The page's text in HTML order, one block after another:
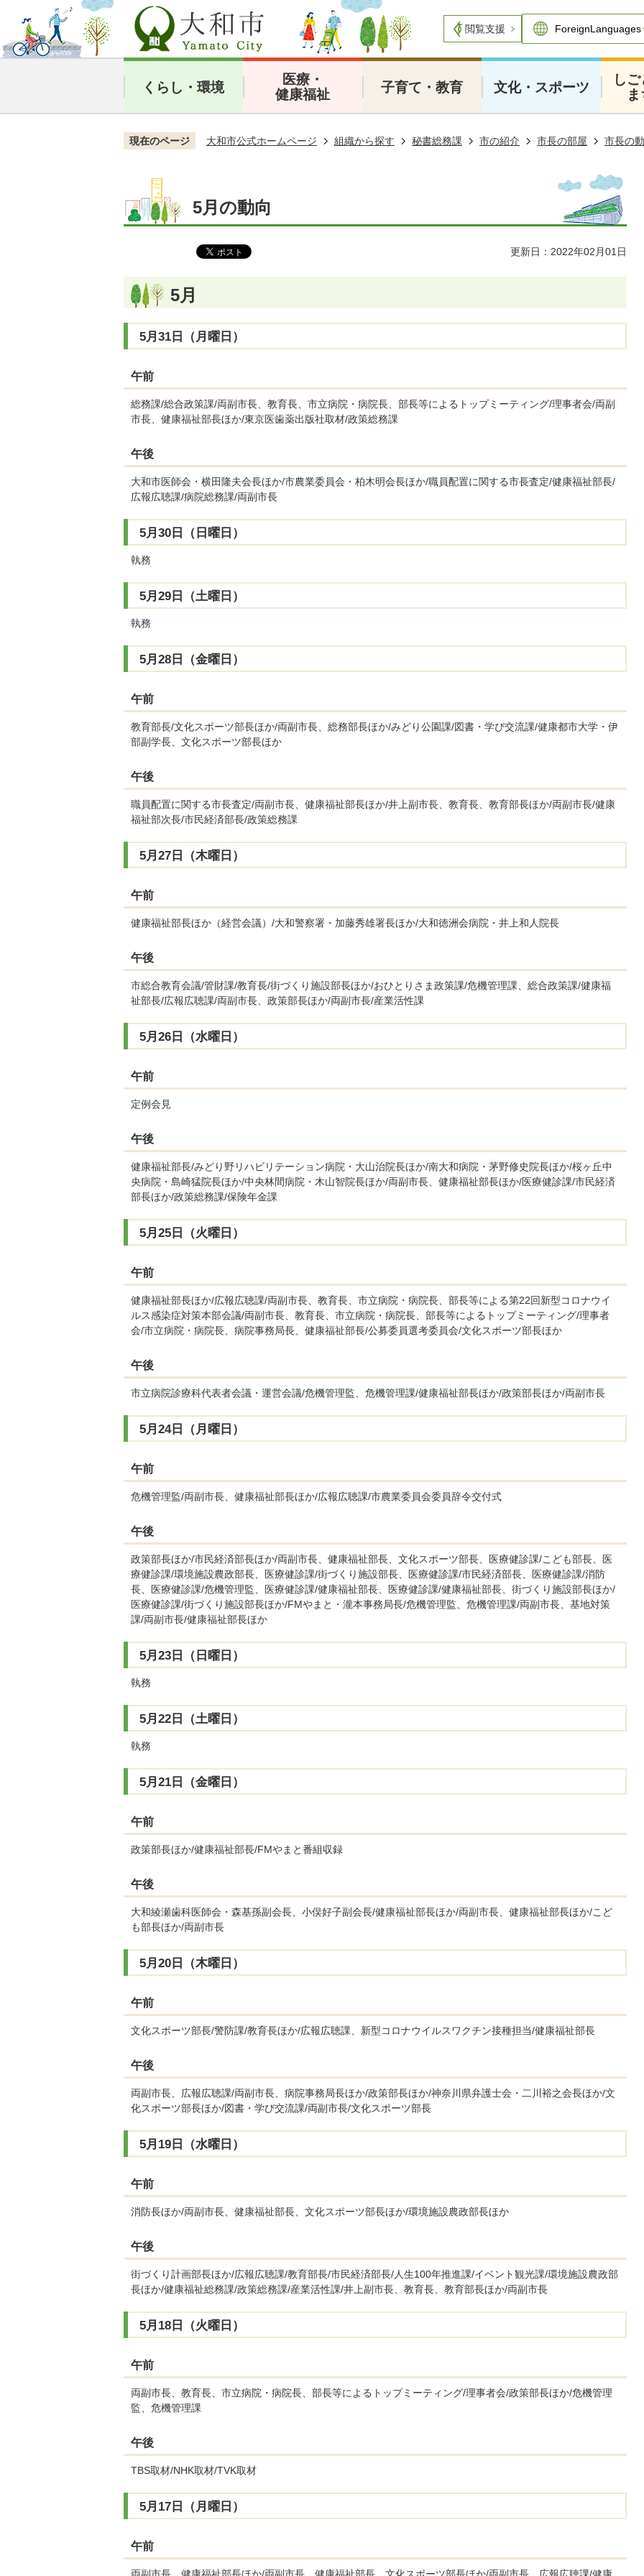
閲覧支援
くらし・環境
医療・
健康福祉
子育て・教育 文化・スポーツ
しご
現在のページ 大和市公式ホームページ 組織から探す 秘書総務課 市の紹介 市長の部屋 市長の
5月の動向
更新日：2022年02月01日
5月
5月31日（月曜日）
午前
総務課/総合政策課/両副市長、教育長、市立病院・病院長、部長等によるトップミーティング/理事者会/両副
市長、健康福祉部長ほか/東京医歯薬出版社取材/政策総務課
午後
大和市医師会・横田隆夫会長ほか/市農業委員会・柏木明会長ほか/職員配置に関する市長査定/健康福祉部長/
広報広聴課/病院総務課/両副市長
5月30日（日曜日）
執務
5月29日（土曜日）
執務
5月28日（金曜日）
午前
教育部長/文化スポーツ部長ほか/両副市長、総務部長ほか/みどり公園課/図書・学び交流課/健康都市大学・伊
部副学長、文化スポーツ部長ほか
午後
職員配置に関する市長査定/両副市長、健康福祉部長ほか/井上副市長、教育長、教育部長ほか/両副市長/健康
福祉部次長/市民経済部長/政策総務課
5月27日（木曜日）
午前
健康福祉部長ほか（経営会議）/大和警察署・加藤秀雄署長ほか/大和徳洲会病院・井上和人院長
午後
市総合教育会議/管財課/教育長/街づくり施設部長ほか/おひとりさま政策課/危機管理課、総合政策課/健康福
祉部長/広報広聴課/両副市長、政策部長ほか/両副市長/産業活性課
5月26日（水曜日）
午前
定例会見
午後
健康福祉部長/みどり野リハビリテーション病院・大山治院長ほか/南大和病院・茅野修史院長ほか/桜ヶ丘中
央病院・島崎猛院長ほか/中央林間病院・木山智院長ほか/両副市長、健康福祉部長ほか/医療健診課/市民経済
部長ほか/政策総務課/保険年金課
5月25日（火曜日）
午前
健康福祉部長ほか/広報広聴課/両副市長、教育長、市立病院・病院長、部長等による第22回新型コロナウイ
ルス感染症対策本部会議/両副市長、教育長、市立病院・病院長、部長等によるトップミーティング/理事者
会/市立病院・病院長、病院事務局長、健康福祉部長/公募委員選考委員会/文化スポーツ部長ほか
午後
市立病院診療科代表者会議・運営会議/危機管理監、危機管理課/健康福祉部長ほか/政策部長ほか/両副市長
5月24日（月曜日）
午前
危機管理監/両副市長、健康福祉部長ほか/広報広聴課/市農業委員会委員辞令交付式
午後
政策部長ほか/市民経済部長ほか/両副市長、健康福祉部長、文化スポーツ部長、医療健診課/こども部長、医
療健診課/環境施設農政部長、医療健診課/街づくり施設部長、医療健診課/市民経済部長、医療健診課/消防
長、医療健診課/危機管理監、医療健診課/健康福祉部長、医療健診課/健康福祉部長、街づくり施設部長ほか/
医療健診課/街づくり施設部長ほか/FMやまと・瀧本事務局長/危機管理監、危機管理課/両副市長、基地対策
課/両副市長/健康福祉部長ほか
5月23日（日曜日）
執務
5月22日（土曜日）
執務
5月21日（金曜日）
午前
政策部長ほか/健康福祉部長/FMやまと番組収録
午後
大和綾瀬歯科医師会・森基孫副会長、小俣好子副会長/健康福祉部長ほか/両副市長、健康福祉部長ほか/こど
も部長ほか/両副市長
5月20日（木曜日）
午前
文化スポーツ部長/警防課/教育長ほか/広報広聴課、新型コロナウイルスワクチン接種担当/健康福祉部長
午後
両副市長、広報広聴課/両副市長、病院事務局長ほか/政策部長ほか/神奈川県弁護士会・二川裕之会長ほか/文
化スポーツ部長ほか/図書・学び交流課/両副市長/文化スポーツ部長
5月19日（水曜日）
午前
消防長ほか/両副市長、健康福祉部長、文化スポーツ部長ほか/環境施設農政部長ほか
午後
街づくり計画部長ほか/広報広聴課/教育部長/市民経済部長/人生100年推進課/イベント観光課/環境施設農政部
長ほか/健康福祉総務課/政策総務課/産業活性課/井上副市長、教育長、教育部長ほか/両副市長
5月18日（火曜日）
午前
両副市長、教育長、市立病院・病院長、部長等によるトップミーティング/理事者会/政策部長ほか/危機管理
監、危機管理課
午後
TBS取材/NHK取材/TVK取材
5月17日（月曜日）
午前